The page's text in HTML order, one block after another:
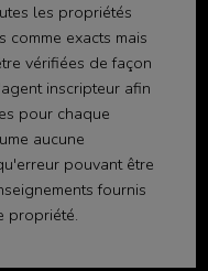
les propriétés
comme exacts mais
vérifiées de façon
inscripteur afin
pour chaque
aucune
pouvant être
fournis
propriété.